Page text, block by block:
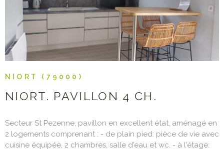
NIORT (79000)
NIORT. PAVILLON 4 CH.
Secteur St Pezenne, pavillon en excellent état, aménagé en
2 logements comprenant : - de plain pied: pièce de vie avec
cuisine équipée, 2 chambres, salle d'eau et wc. - à l'étage:
VOIR LE BIEN